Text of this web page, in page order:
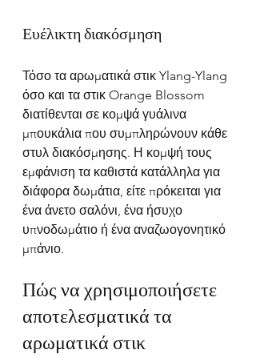
Ευέλικτη διακόσμηση
Τόσο τα αρωματικά στικ Ylang-Ylang
όσο και τα στικ Orange Blossom
διατίθενται σε κομψά γυάλινα
μπουκάλια που συμπληρώνουν κάθε
στυλ διακόσμησης. Η κομψή τους
εμφάνιση τα καθιστά κατάλληλα για
διάφορα δωμάτια, είτε πρόκειται για
ένα άνετο σαλόνι, ένα ήσυχο
υπνοδωμάτιο ή ένα αναζωογονητικό
μπάνιο.
Πώς να χρησιμοποιήσετε
αποτελεσματικά τα
αρωματικά στικ